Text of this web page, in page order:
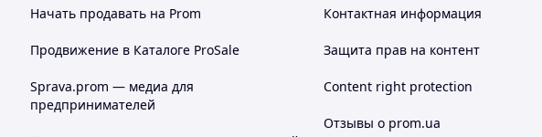
Начать продавать на Prom
Продвижение в Каталоге ProSale
Sprava.prom — медиа для
предпринимателей
Контактная информация
Защита прав на контент
Content right protection
Отзывы о prom.ua